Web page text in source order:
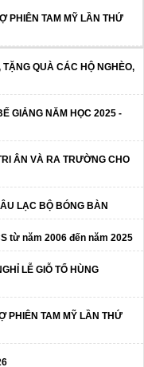
PHIÊN TAM MỸ LẦN THỨ
QUÀ CÁC HỘ NGHÈO,
GIẢNG NĂM HỌC 2025 -
ÂN VÀ RA TRƯỜNG CHO
LẠC BỘ BÓNG BÀN
từ năm 2006 đến năm 2025
LỄ GIỖ TỔ HÙNG
PHIÊN TAM MỸ LẦN THỨ